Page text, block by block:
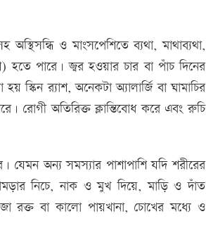
ও মাংসপেশিতে ব্যথা, মাথাব্যথা,
হতে পারে। জ্বর হওয়ার চার বা পাঁচ দিনের
স্কিন র‌্যাশ, অনেকটা অ্যালার্জি বা ঘামাচির
রোগী অতিরিক্ত ক্লান্তিবোধ করে এবং রুচি
অন্য সমস্যার পাশাপাশি যদি শরীরের
নিচে, নাক ও মুখ দিয়ে, মাড়ি ও দাঁত
রক্ত বা কালো পায়খানা, চোখের মধ্যে ও